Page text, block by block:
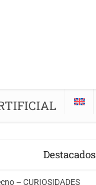
Destacados
– CURIOSIDADES